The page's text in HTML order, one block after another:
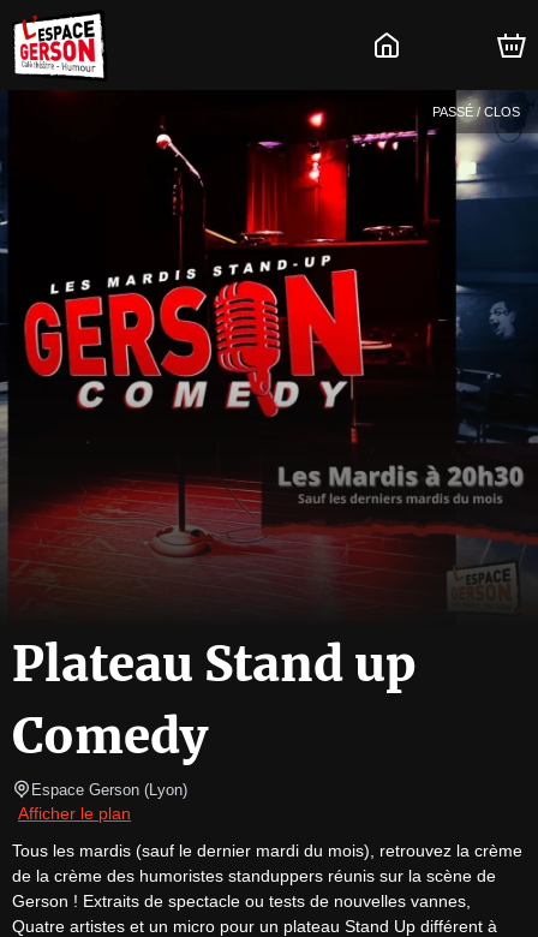
PASSÉ / CLOS
Plateau Stand up
Comedy
Espace Gerson (Lyon)
Afficher le plan
Tous les mardis (sauf le dernier mardi du mois), retrouvez la crème
de la crème des humoristes standuppers réunis sur la scène de
Gerson ! Extraits de spectacle ou tests de nouvelles vannes,
Quatre artistes et un micro pour un plateau Stand Up différent à